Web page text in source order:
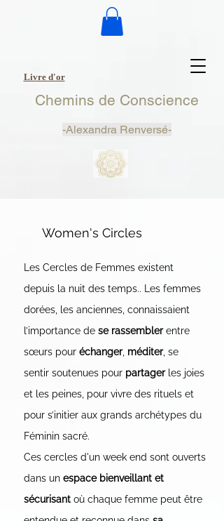
Chemins de Conscience
-Alexandra Renversé-
Livre d'or
Women's Circles
Les Cercles de Femmes existent
depuis la nuit des temps.. Les femmes
dorées, les anciennes, connaissaient
l’importance de se rassemblerentre
sœurs pour échanger, méditer, se
sentir soutenues pour partagerles joies
et les peines, pour vivre des rituels et
pour s’initier aux grands archétypes du
Féminin sacré.
Ces cercles d'un week end sont ouverts
dans un espace bienveillant et
sécurisant où chaque femme peut être